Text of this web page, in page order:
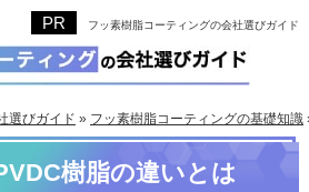
フッ素樹脂コーティングの会社選びガイド
選びガイド » フッ素樹脂コーティングの基礎知識
樹脂の違いとは